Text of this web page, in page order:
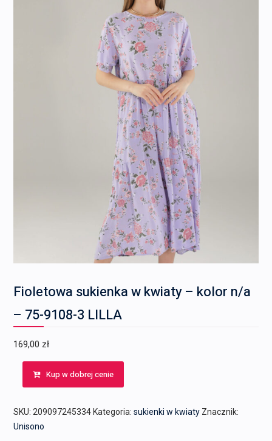
Fioletowa sukienka w kwiaty – kolor n/a
– 75-9108-3 LILLA
169,00 zł
Kup w dobrej cenie
SKU: 209097245334 Kategoria: sukienki w kwiaty Znacznik:
Unisono